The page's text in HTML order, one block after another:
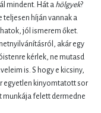
mindent. Hát a hölgyek?
teljesen híján vannak a
jól ismerem őket.
akár egy
kérlek, ne mutasd
is. S hogy e kicsiny,
egyetlen kinyomtatott sor
munkája felett dermedne